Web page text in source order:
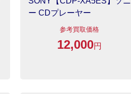
ー CDプレーヤー
参考買取価格
12,000円